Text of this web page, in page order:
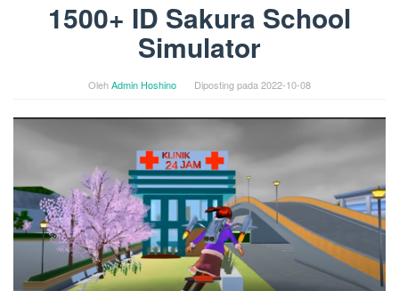
1500+ ID Sakura School
Simulator
OlehAdmin Hoshino Diposting pada 2022-10-08